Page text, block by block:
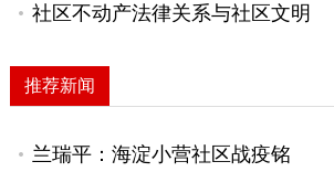
社区不动产法律关系与社区文明
推荐新闻
兰瑞平：海淀小营社区战疫铭